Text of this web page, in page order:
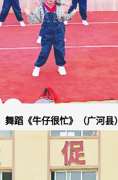
舞蹈《牛仔很忙》（广河县）